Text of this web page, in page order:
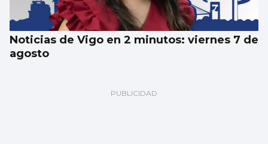
Noticias de Vigo en 2 minutos: viernes 7 de
agosto